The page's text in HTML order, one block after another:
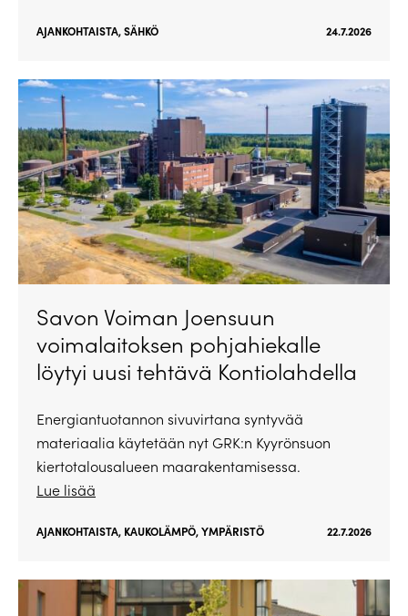
AJANKOHTAISTA,SÄHKÖ 24.7.2026
Savon Voiman Joensuun
voimalaitoksen pohjahiekalle
löytyi uusi tehtävä Kontiolahdella
Energiantuotannon sivuvirtana syntyvää
materiaalia käytetään nyt GRK:n Kyyrönsuon
kiertotalousalueen maarakentamisessa.
Lue lisää
AJANKOHTAISTA, KAUKOLÄMPÖ,YMPÄRISTÖ 22.7.2026